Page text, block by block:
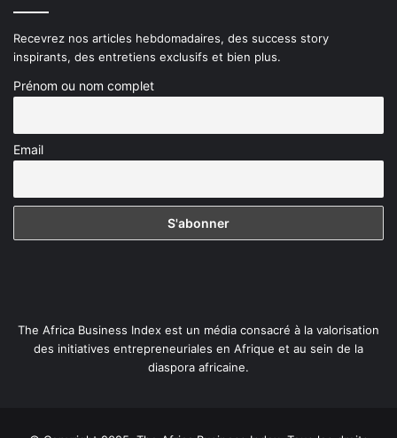
Recevrez nos articles hebdomadaires, des success story
inspirants, des entretiens exclusifs et bien plus.
Prénom ou nom complet
Email
The Africa Business Index est un média consacré à la valorisation
des initiatives entrepreneuriales en Afrique et au sein de la
diaspora africaine.